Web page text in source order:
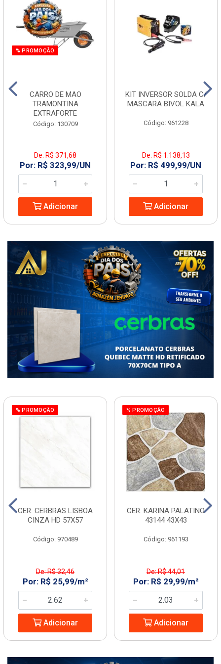
% PROMOÇÃO
CARRO DE MAO
TRAMONTINA
EXTRAFORTE
Código: 130709
De: R$ 371,68
Por: R$ 323,99/UN
Adicionar
KIT INVERSOR SOLDA C/
MASCARA BIVOL KALA
Código: 961228
De: R$ 1.138,13
Por: R$ 499,99/UN
Adicionar
% PROMOÇÃO
CER. CERBRAS LISBOA
CINZA HD 57X57
Código: 970489
De: R$ 32,46
Por: R$ 25,99/m²
Adicionar
% PROMOÇÃO
CER. KARINA PALATINO
43144 43X43
Código: 961193
De: R$ 44,01
Por: R$ 29,99/m²
Adicionar